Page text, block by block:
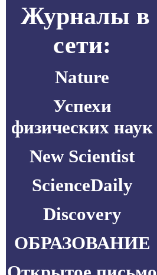
Журналы в
сети:
Nature
Успехи
физических наук
New Scientist
ScienceDaily
Discovery
ОБРАЗОВАНИЕ